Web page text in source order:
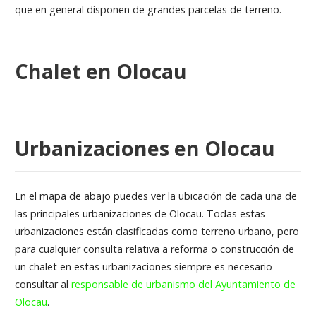
que en general disponen de grandes parcelas de terreno.
Chalet en Olocau
Urbanizaciones en Olocau
En el mapa de abajo puedes ver la ubicación de cada una de
las principales urbanizaciones de Olocau. Todas estas
urbanizaciones están clasificadas como terreno urbano, pero
para cualquier consulta relativa a reforma o construcción de
un chalet en estas urbanizaciones siempre es necesario
consultar al responsable de urbanismo del Ayuntamiento de
Olocau.